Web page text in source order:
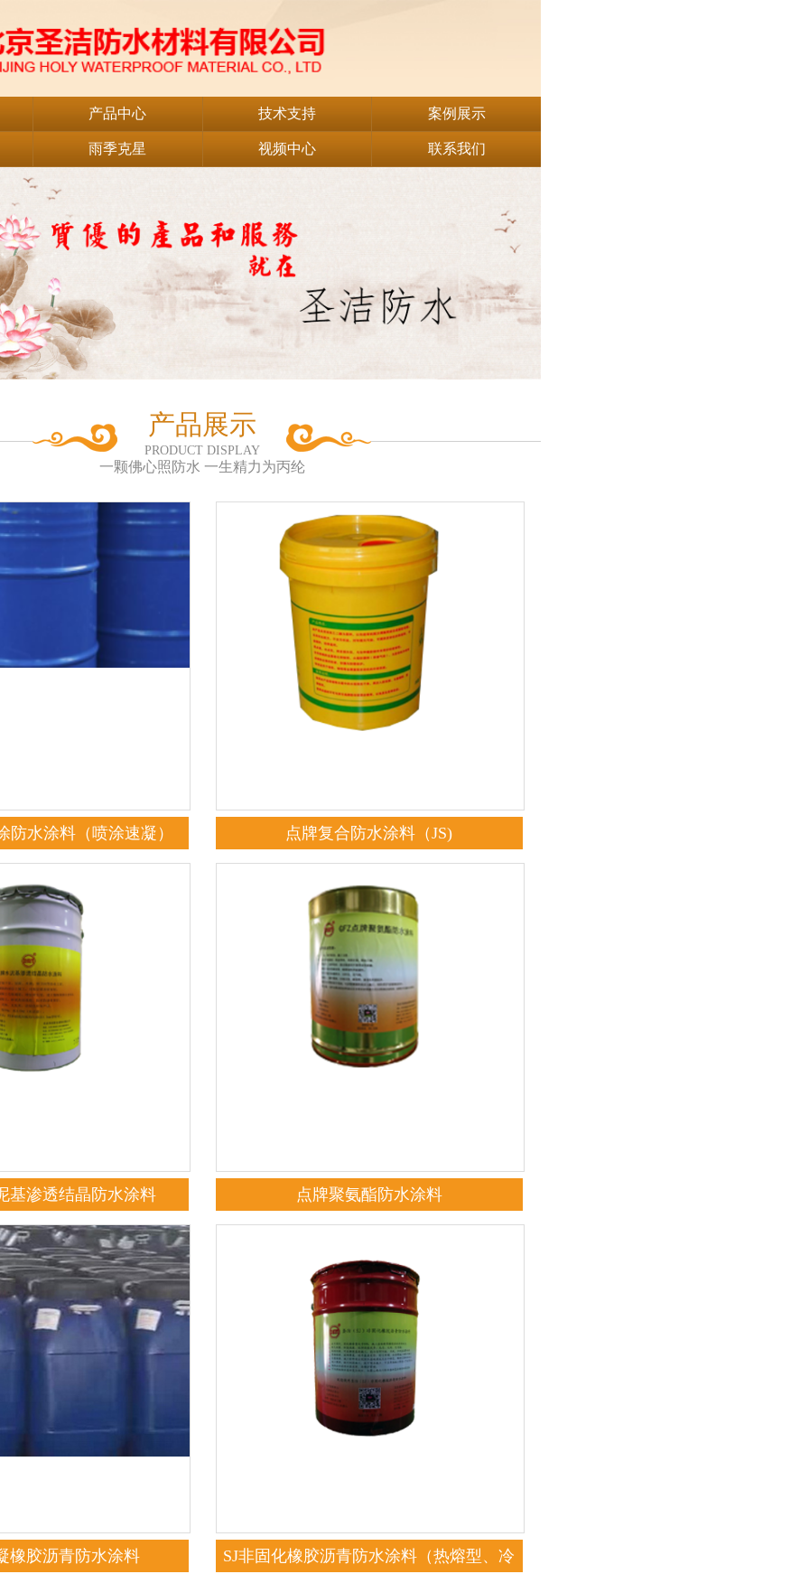
产品中心 技术支持 案例展示
雨季克星 视频中心 联系我们
产品展示
PRODUCT DISPLAY
一颗佛心照防水 一生精力为丙纶
防水涂料（喷涂速凝） 点牌复合防水涂料（JS)
基渗透结晶防水涂料 点牌聚氨酯防水涂料
橡胶沥青防水涂料
SJ非固化橡胶沥青防水涂料（热熔型、冷